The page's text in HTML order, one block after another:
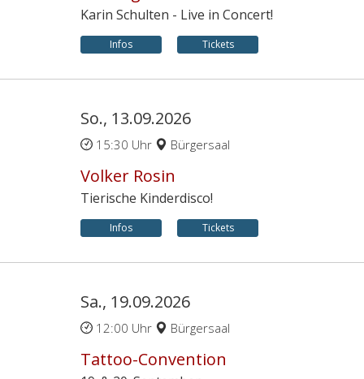
Karin Schulten - Live in Concert!
Infos Tickets
So., 13.09.2026
15:30 Uhr Bürgersaal
Volker Rosin
Tierische Kinderdisco!
Infos Tickets
Sa., 19.09.2026
12:00 Uhr Bürgersaal
Tattoo-Convention